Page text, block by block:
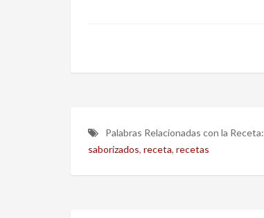
Palabras Relacionadas con la Receta:
saborizados, receta, recetas